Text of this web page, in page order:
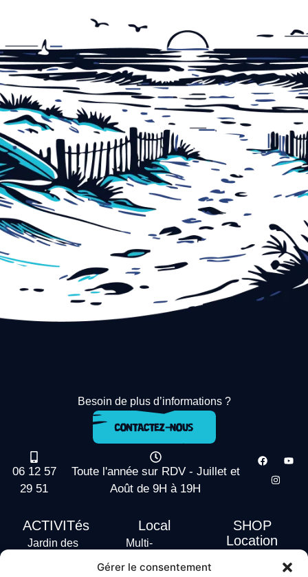
Gérer le consentement
Besoin de plus d’informations ?
06 12 57
29 51
Toute l'année sur RDV - Juillet et
Août de 9H à 19H
ACTIVITés
Jardin des
Local
Multi-
SHOP
Location